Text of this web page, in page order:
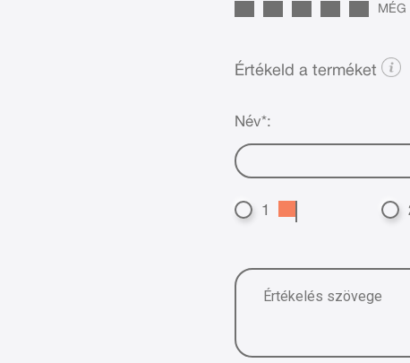
MÉG
Értékeld a terméket
Név*:
1